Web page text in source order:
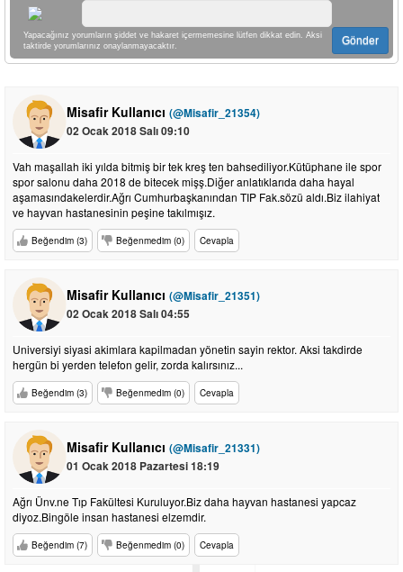
Yapacağınız yorumların şiddet ve hakaret içermemesine lütfen dikkat edin. Aksi
taktirde yorumlarınız onaylanmayacaktır.
Gönder
Misafir Kullanıcı (@Misafir_21354)
02 Ocak 2018 Salı 09:10
Vah maşallah iki yılda bitmiş bir tek kreş ten bahsediliyor.Kütüphane ile spor
spor salonu daha 2018 de bitecek mişş.Diğer anlatıklarıda daha hayal
aşamasındakelerdir.Ağrı Cumhurbaşkanından TIP Fak.sözü aldı.Biz ilahiyat
ve hayvan hastanesinin peşine takılmışız.
Beğendim (3) Beğenmedim (0) Cevapla
Misafir Kullanıcı (@Misafir_21351)
02 Ocak 2018 Salı 04:55
Universiyi siyasi akimlara kapilmadan yönetin sayin rektor. Aksi takdirde
hergün bi yerden telefon gelir, zorda kalırsınız...
Beğendim (3) Beğenmedim (0) Cevapla
Misafir Kullanıcı (@Misafir_21331)
01 Ocak 2018 Pazartesi 18:19
Ağrı Ünv.ne Tıp Fakültesi Kuruluyor.Biz daha hayvan hastanesi yapcaz
diyoz.Bingöle insan hastanesi elzemdir.
Beğendim (7) Beğenmedim (0) Cevapla